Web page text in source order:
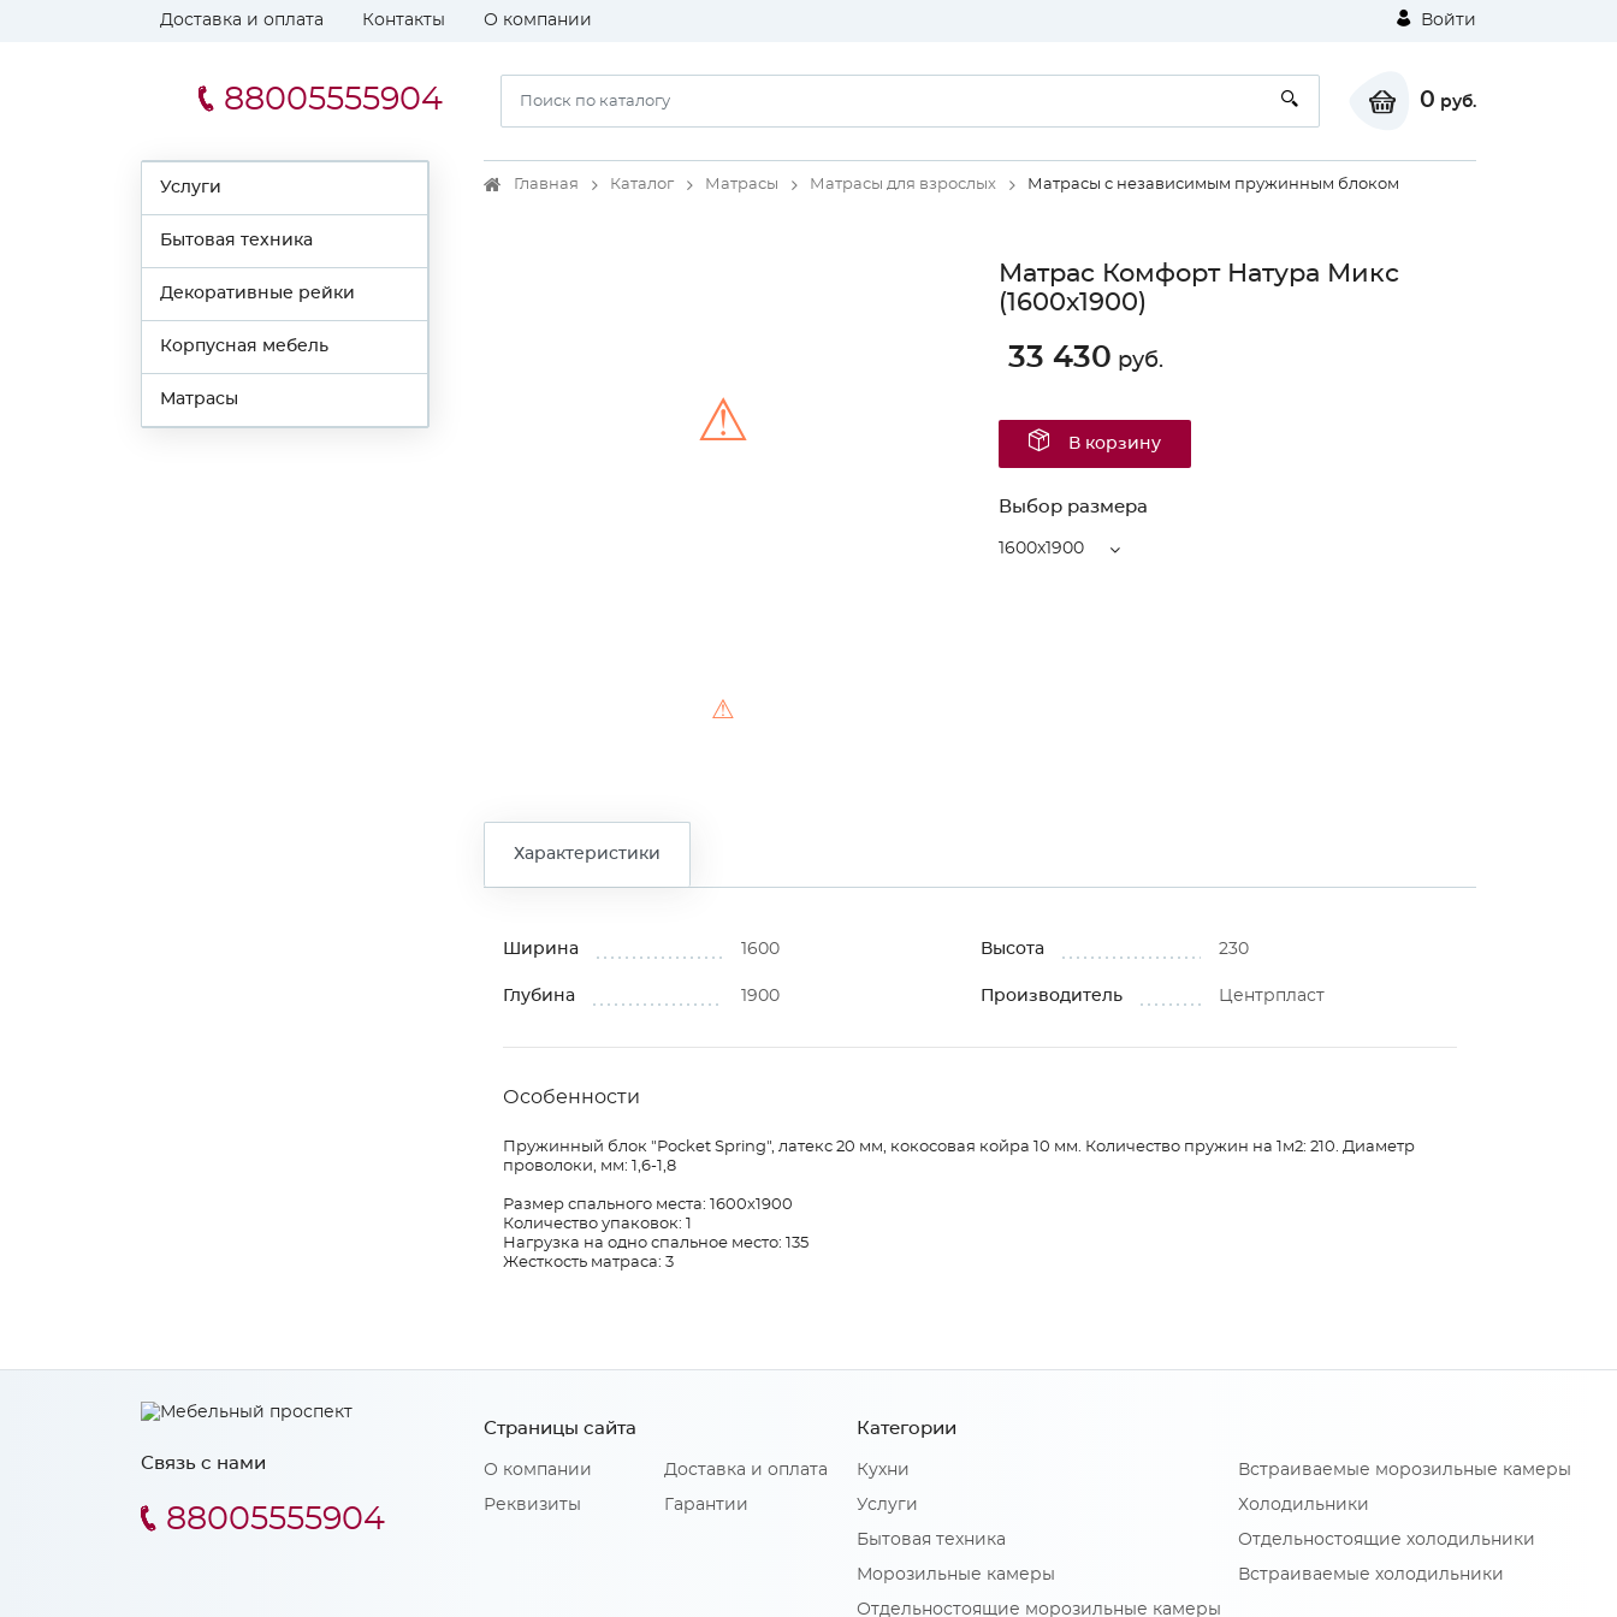
Доставка и оплата Контакты О компании Войти
88005555904 0 руб.
Услуги
Бытовая техника
Декоративные рейки
Корпусная мебель
Матрасы
Главная Каталог Матрасы Матрасы для взрослых Матрасы с независимым пружинным блоком
⚠
⚠
Матрас Комфорт Натура Микс
(1600х1900)
33 430 руб.
В корзину
Выбор размера
1600x1900
Характеристики
Ширина 1600 Высота 230
Глубина 1900 Производитель Центрпласт
Особенности
Пружинный блок "Pocket Spring", латекс 20 мм, кокосовая койра 10 мм. Количество пружин на 1м2: 210. Диаметр
проволоки, мм: 1,6-1,8
Размер спального места: 1600х1900
Количество упаковок: 1
Нагрузка на одно спальное место: 135
Жесткость матраса: 3
Связь с нами
88005555904
Страницы сайта
О компании
Реквизиты
Доставка и оплата
Гарантии
Категории
Кухни
Услуги
Бытовая техника
Морозильные камеры
Отдельностоящие морозильные камеры
Встраиваемые морозильные камеры
Холодильники
Отдельностоящие холодильники
Встраиваемые холодильники